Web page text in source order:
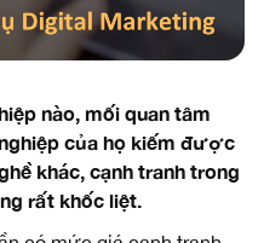
nào, mối quan tâm
của họ kiếm được
khác, cạnh tranh trong
rất khốc liệt.